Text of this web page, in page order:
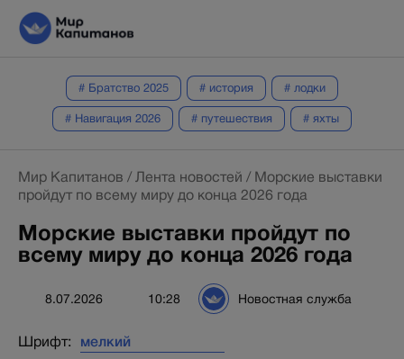
# Братство 2025 # история # лодки
# Навигация 2026 # путешествия # яхты
Мир Капитанов / Лента новостей / Морские выставки
пройдут по всему миру до конца 2026 года
Морские выставки пройдут по
всему миру до конца 2026 года
8.07.2026 10:28 Новостная служба
Шрифт: